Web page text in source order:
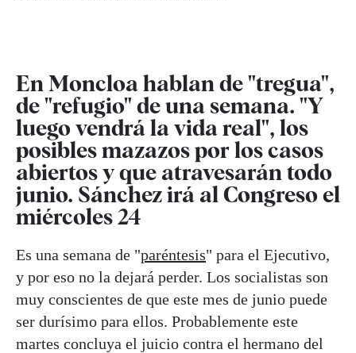
En Moncloa hablan de "tregua",
de "refugio" de una semana. "Y
luego vendrá la vida real", los
posibles mazazos por los casos
abiertos y que atravesarán todo
junio. Sánchez irá al Congreso el
miércoles 24
Es una semana de "paréntesis" para el Ejecutivo,
y por eso no la dejará perder. Los socialistas son
muy conscientes de que este mes de junio puede
ser durísimo para ellos. Probablemente este
martes concluya el juicio contra el hermano del